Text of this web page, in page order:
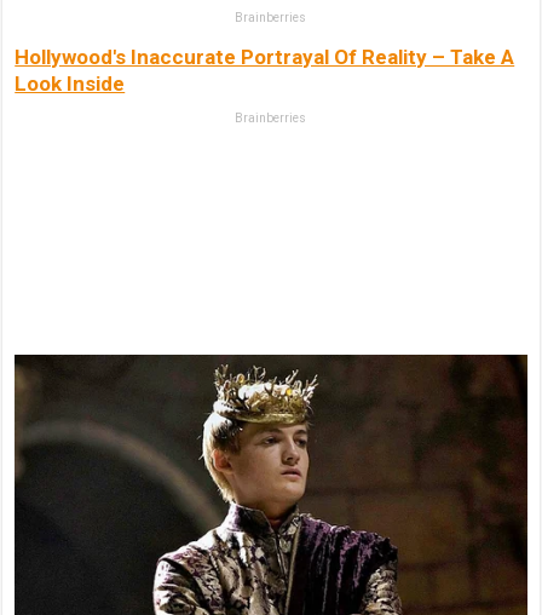
Brainberries
Hollywood's Inaccurate Portrayal Of Reality – Take A
Look Inside
Brainberries